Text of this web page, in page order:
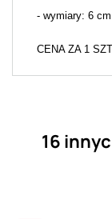
- wymiary: 6
CENA ZA 1
16